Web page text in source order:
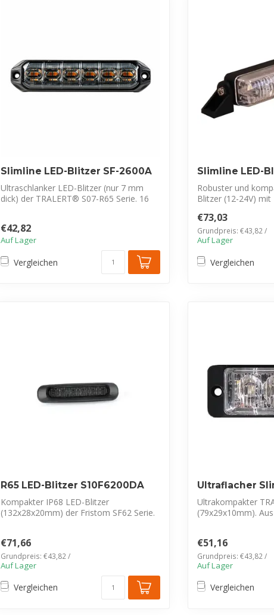
Slimline LED-Blitzer SF-2600A
Ultraschlanker LED-Blitzer (nur 7 mm
dick) der TRALERT® S07-R65 Serie. 16
€42,82
Auf Lager
Vergleichen
Slimline LED-
Robuster und
Blitzer (12-24V) mit
€73,03
Grundpreis: €43,82 /
Auf Lager
Vergleichen
R65 LED-Blitzer S10F6200DA
Kompakter IP68 LED-Blitzer
(132x28x20mm) der Fristom SF62 Serie.
€71,66
Grundpreis: €43,82 /
Auf Lager
Vergleichen
Ultraflacher
Ultrakompakter
(79x29x10mm).
€51,16
Grundpreis: €43,82 /
Auf Lager
Vergleichen